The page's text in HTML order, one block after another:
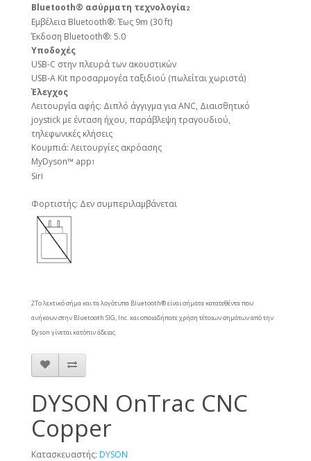
Bluetooth® ασύρματη τεχνολογία2
Εμβέλεια Bluetooth®: Έως 9m (30 ft)
Έκδοση Bluetooth®: 5.0
Υποδοχές
USB-C στην πλευρά των ακουστικών
USB-A Kit προσαρμογέα ταξιδιού (πωλείται χωριστά)
Έλεγχος
Λειτουργία αφής: Διπλό άγγιγμα για ANC, Διαισθητικό
joystick με ένταση ήχου, παράβλεψη τραγουδιού,
τηλεφωνικές κλήσεις
Κουμπιά: Λειτουργίες ακρόασης
MyDyson™ app1
Siri
Φορτιστής: Δεν συμπεριλαμβάνεται
2Το λεκτικό σήμα και τα λογότυπα Bluetooth® είναι σήματα κατατεθέντα που
ανήκουν στην Bluetooth SIG, Inc. και οποιαδήποτε χρήση τέτοιων σημάτων από την
Dyson γίνεται κατόπιν άδειας.
DYSON OnTrac CNC
Copper
Κατασκευαστής: DYSON